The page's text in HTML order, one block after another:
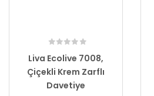
Liva Ecolive 7008,
Çiçekli Krem Zarflı
Davetiye